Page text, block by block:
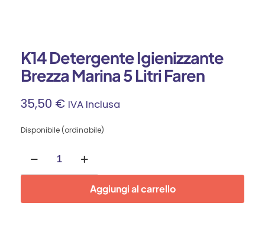
K14 Detergente Igienizzante
Brezza Marina 5 Litri Faren
35,50 € IVA Inclusa
Disponibile (ordinabile)
Detergente
Igienizzante
5
Aggiungi al carrello